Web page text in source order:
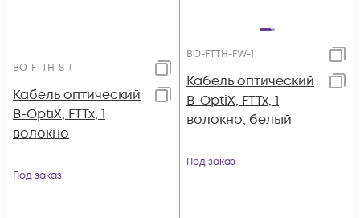
BO-FTTH-S-1
Кабель оптический
B-OptiX, FTTx, 1
волокно
Под заказ
BO-FTTH-FW-1
Кабель оптический
B-OptiX, FTTx, 1
волокно, белый
Под заказ